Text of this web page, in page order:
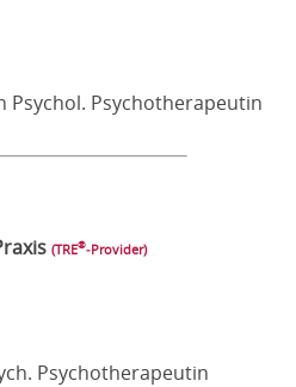
Psychol. Psychotherapeutin
(TRE®‑Provider)
Psychotherapeutin